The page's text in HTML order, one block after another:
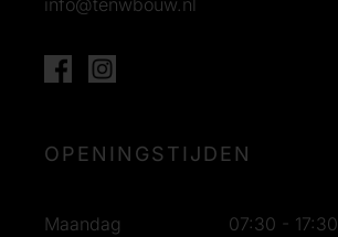
info@tenwbouw.nl
OPENINGSTIJDEN
Maandag
07:30 - 17:30